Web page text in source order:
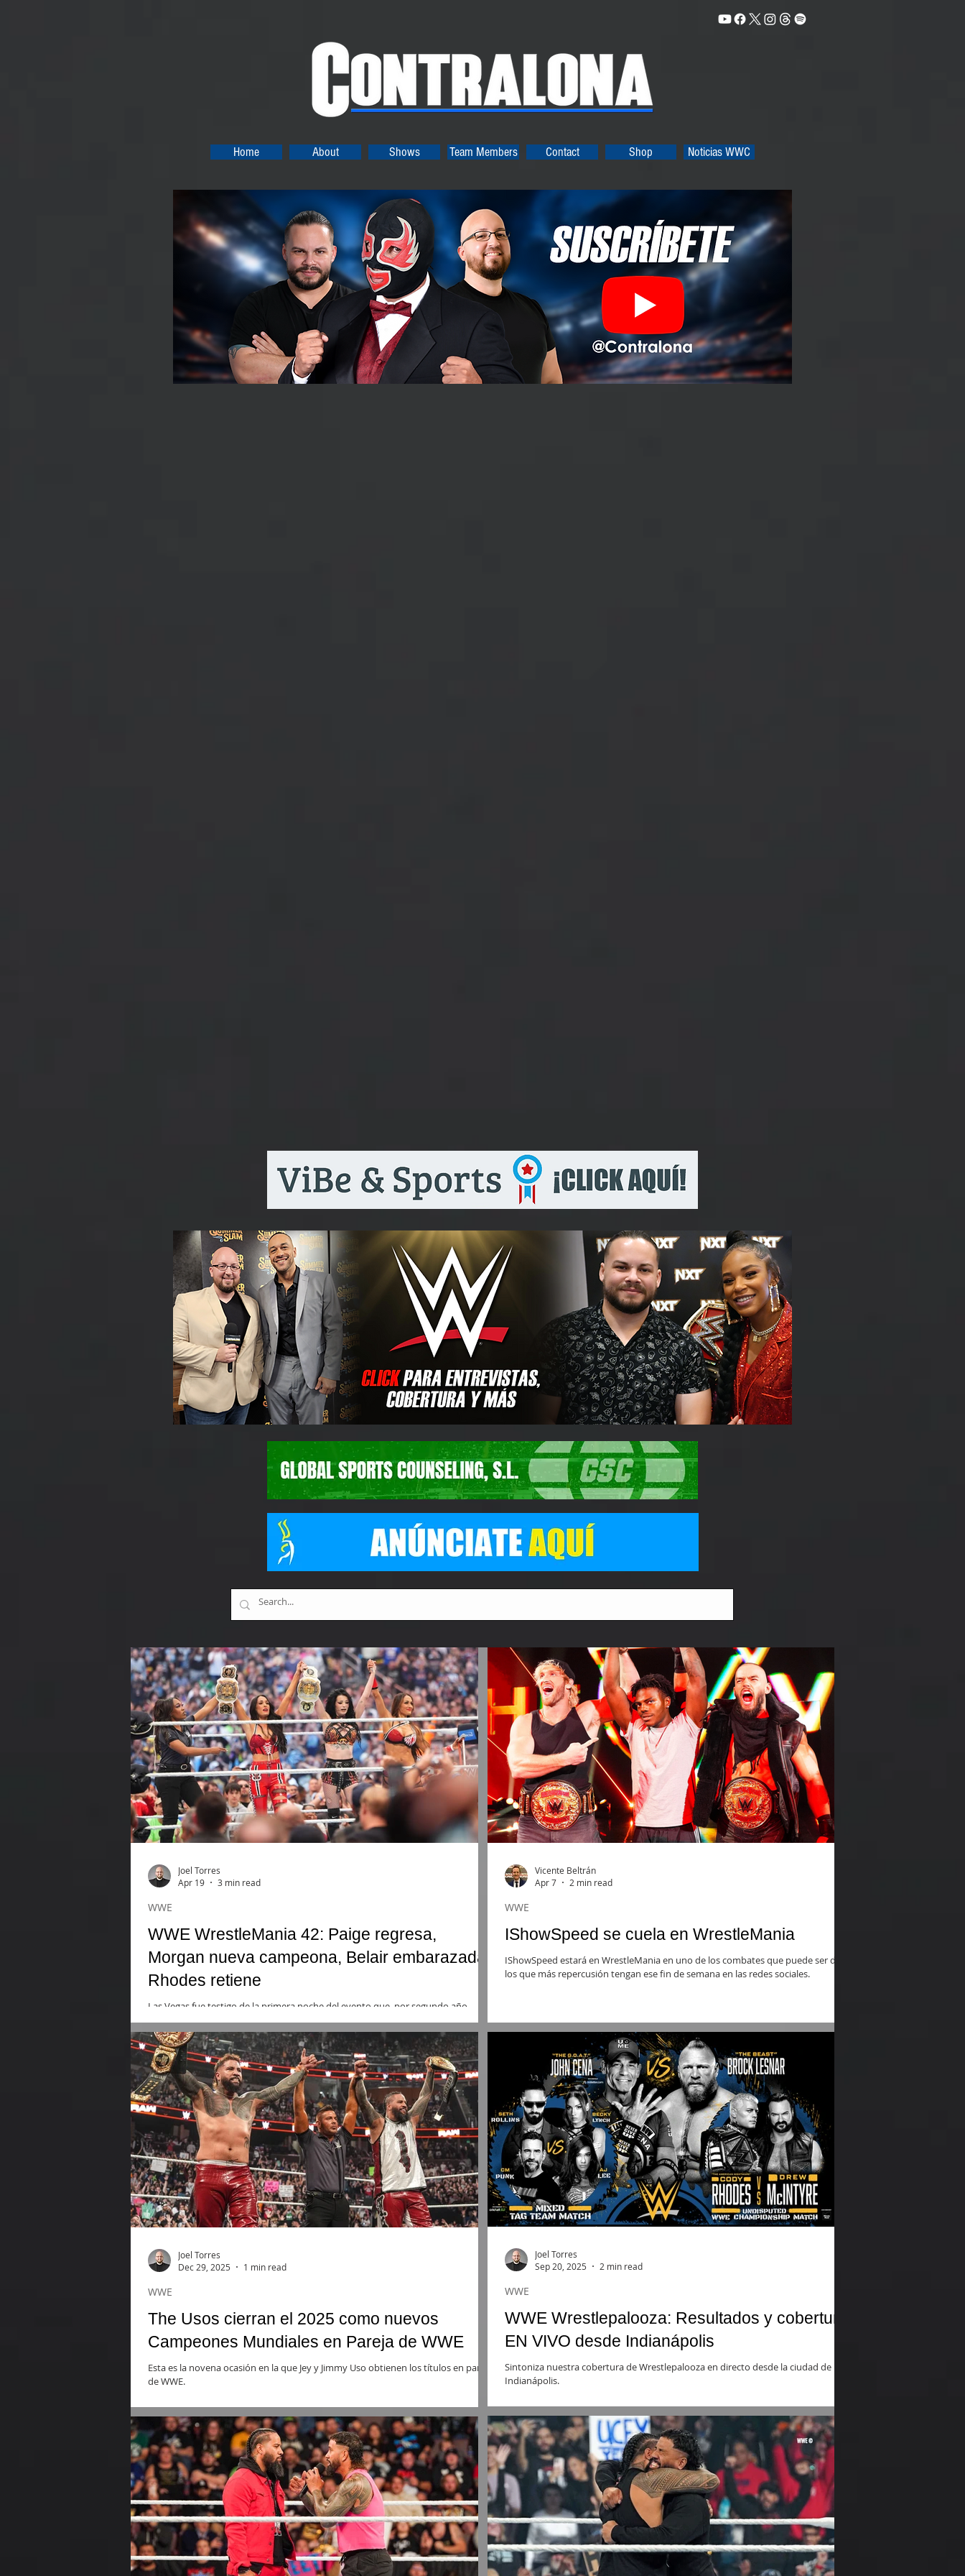
Home About Shows Team Members Contact Shop Noticias WWC
WWE WrestleMania 42: Paige regresa,
Morgan nueva campeona, Belair embarazada,
Rhodes retiene
Las Vegas fue testigo de la primera noche del evento que, por segundo año
consecutivo, se celebra en el Allegiant Stadium, y trajo sorpresas.
WWE
Joel Torres
Apr 19
3 min read
IShowSpeed se cuela en WrestleMania
IShowSpeed estará en WrestleMania en uno de los combates que puede ser de
los que más repercusión tengan ese fin de semana en las redes sociales.
WWE
Vicente Beltrán
Apr 7
2 min read
The Usos cierran el 2025 como nuevos
Campeones Mundiales en Pareja de WWE
Esta es la novena ocasión en la que Jey y Jimmy Uso obtienen los títulos en pareja
de WWE.
WWE
Joel Torres
Dec 29, 2025
1 min read
WWE Wrestlepalooza: Resultados y cobertura
EN VIVO desde Indianápolis
Sintoniza nuestra cobertura de Wrestlepalooza en directo desde la ciudad de
Indianápolis.
WWE
Joel Torres
Sep 20, 2025
2 min read